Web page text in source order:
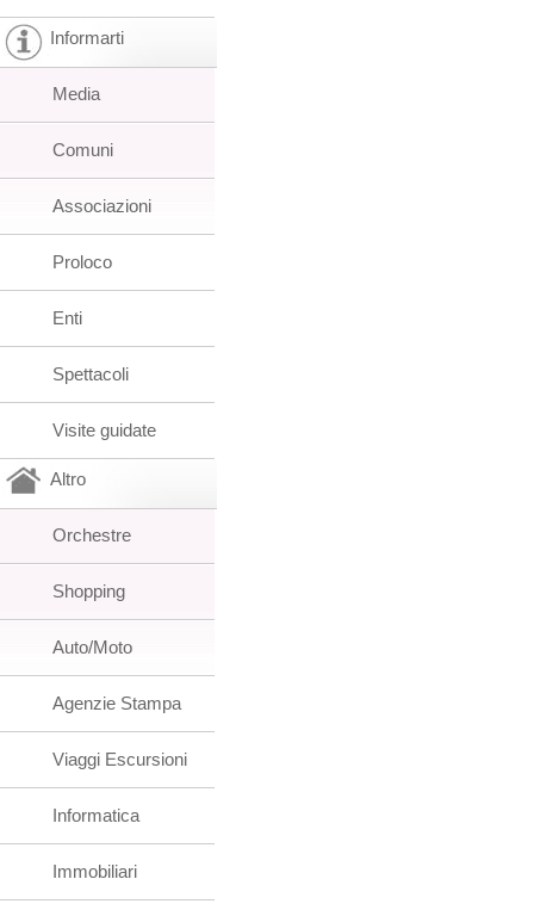
Informarti
Media
Comuni
Associazioni
Proloco
Enti
Spettacoli
Visite guidate
Altro
Orchestre
Shopping
Auto/Moto
Agenzie Stampa
Viaggi Escursioni
Informatica
Immobiliari